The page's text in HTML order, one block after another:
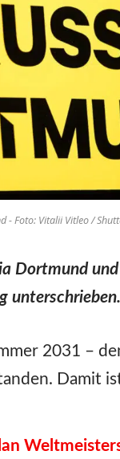
- Foto: Vitalii Vitleo /
Dortmund
unterschrieben.
2031 –
Damit